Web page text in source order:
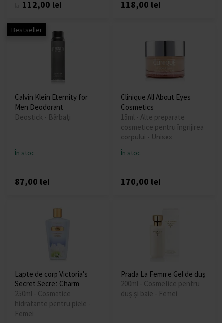
112,00 lei 118,00 lei
Bestseller
Calvin Klein Eternity for
Men Deodorant
Deostick - Bărbați
În stoc
87,00 lei
Clinique All About Eyes
Cosmetics
15ml - Alte preparate
cosmetice pentru îngrijirea
corpului - Unisex
În stoc
170,00 lei
Lapte de corp Victoria's
Secret Secret Charm
250ml - Cosmetice
hidratante pentru piele -
Femei
Prada La Femme Gel de duș
200ml - Cosmetice pentru
duș și baie - Femei